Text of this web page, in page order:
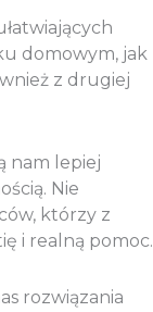
domowym, jak
z drugiej
nam lepiej
Nie
którzy z
i realną pomoc.
rozwiązania